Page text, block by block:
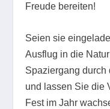
Freude bereiten!
Seien sie
Ausflug in die
Spaziergang durch
und lassen Sie die
Fest im Jahr